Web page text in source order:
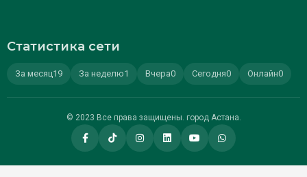
Статистика сети
За месяц19 За неделю1 Вчера0 Сегодня0 Онлайн0
© 2023 Все права защищены. город Астана.